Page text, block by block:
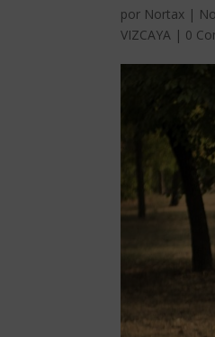
por Nortax |
VIZCAYA | 0